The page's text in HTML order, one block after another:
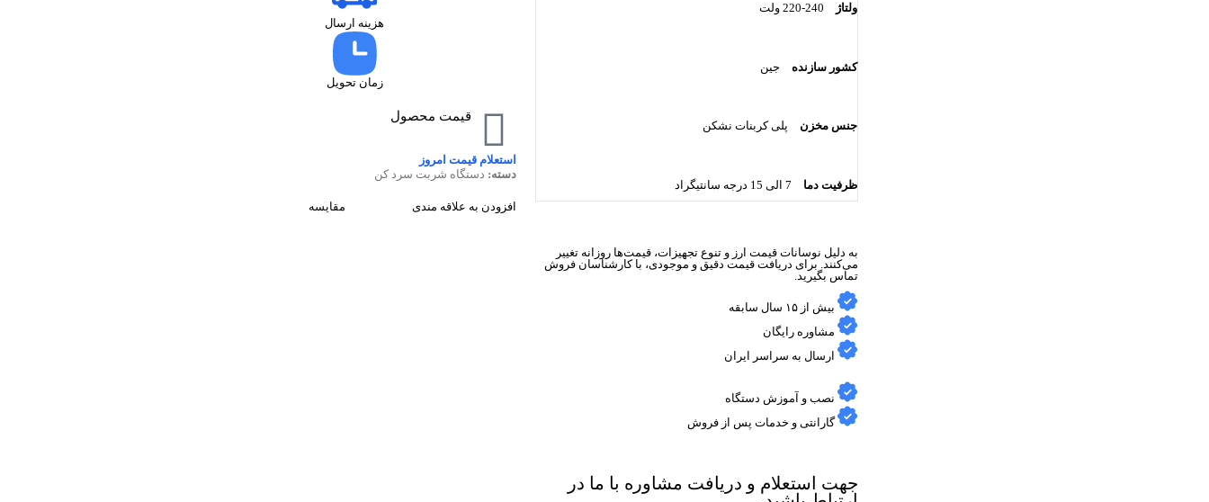
ولتاژ 220-240 ولت
کشور سازنده جین
جنس مخزن پلی کربنات نشکن
ظرفیت دما 7 الی 15 درجه سانتیگراد
به دلیل نوسانات قیمت ارز و تنوع تجهیزات، قیمت‌ها روزانه تغییر
می‌کنند. برای دریافت قیمت دقیق و موجودی، با کارشناسان فروش
تماس بگیرید.
بیش از ۱۵ سال سابقه
مشاوره رایگان
ارسال به سراسر ایران
نصب و آموزش دستگاه
گارانتی و خدمات پس از فروش
جهت استعلام و دریافت مشاوره با ما در
هزینه ارسال
زمان تحویل
قیمت محصول
استعلام قیمت امروز
دسته: دستگاه شربت سرد کن
افزودن به علاقه مندی مقایسه